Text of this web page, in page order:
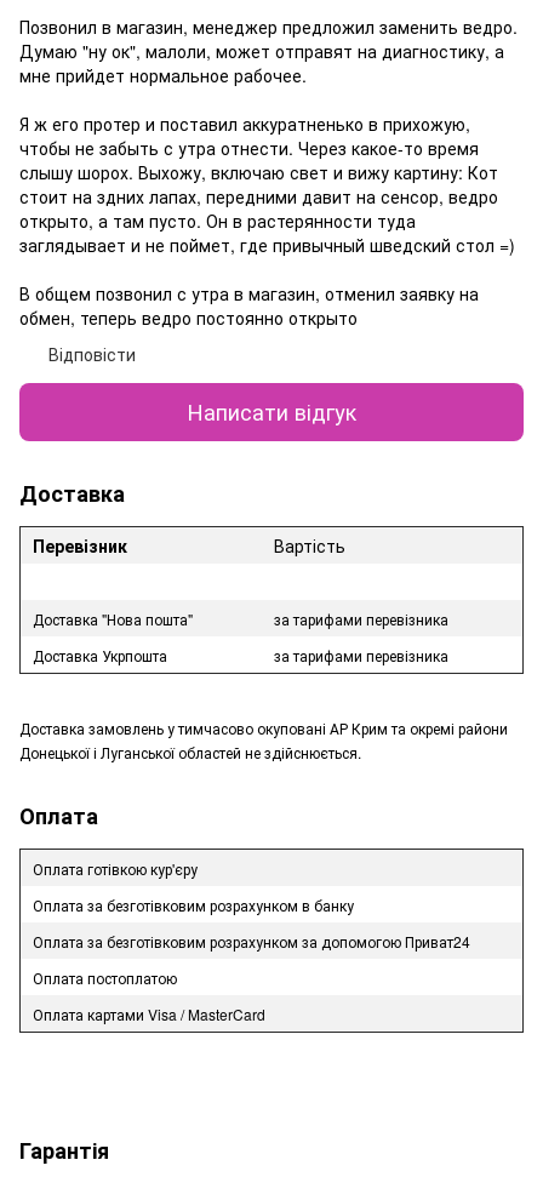
Позвонил в магазин, менеджер предложил заменить ведро.
Думаю "ну ок", малоли, может отправят на диагностику, а
мне прийдет нормальное рабочее.
Я ж его протер и поставил аккуратненько в прихожую,
чтобы не забыть с утра отнести. Через какое-то время
слышу шорох. Выхожу, включаю свет и вижу картину: Кот
стоит на здних лапах, передними давит на сенсор, ведро
открыто, а там пусто. Он в растерянности туда
заглядывает и не поймет, где привычный шведский стол =)
В общем позвонил с утра в магазин, отменил заявку на
обмен, теперь ведро постоянно открыто
Відповісти
Написати відгук
Доставка
Перевізник Вартість
Доставка "Нова пошта"
за тарифами перевізника
Доставка Укрпошта
за тарифами перевізника
Доставка замовлень у тимчасово окуповані АР Крим та окремі райони
Донецької і Луганської областей не здійснюється.
Оплата
Оплата готівкою кур'єру
Оплата за безготівковим розрахунком в банку
Оплата за безготівковим розрахунком за допомогою Приват24
Оплата постоплатою
Оплата картами Visa / MasterCard
Гарантія